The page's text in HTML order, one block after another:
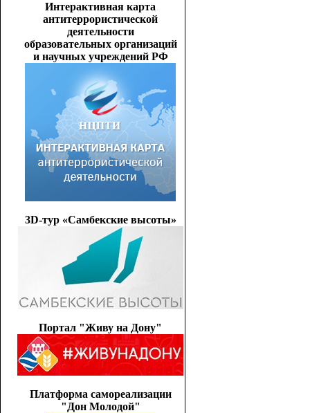
Интерактивная карта
антитеррористической
деятельности
образовательных организаций
и научных учреждений РФ
3D-тур «Самбекские высоты»
Портал "Живу на Дону"
Платформа самореализации
"Дон Молодой"